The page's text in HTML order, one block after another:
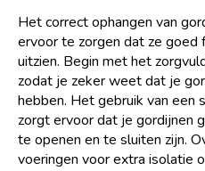
Het correct ophangen van
ervoor te zorgen dat ze goed
uitzien. Begin met het
zodat je zeker weet dat je
hebben. Het gebruik van
zorgt ervoor dat je gordijnen
te openen en te sluiten zijn.
voeringen voor extra isolatie